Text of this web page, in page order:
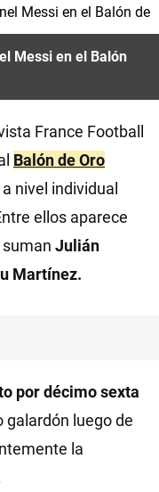
Messi en el Balón
France Football
Balón de Oro
nivel individual
ellos aparece
suman Julián
Martínez.
por décimo sexta
galardón luego de
la